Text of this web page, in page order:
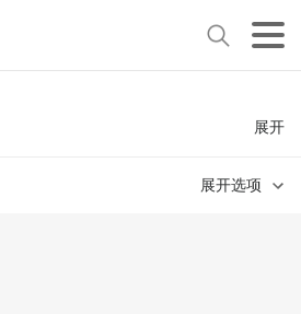
展开
展开选项